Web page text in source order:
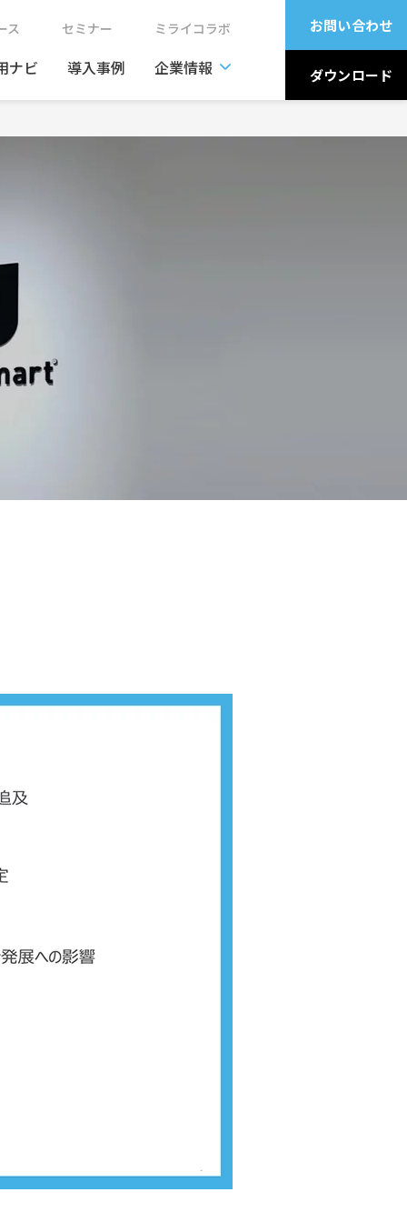
ス セミナー ミライコラボ
ナビ 導入事例 企業情報
お問い合わせ
ダウンロード